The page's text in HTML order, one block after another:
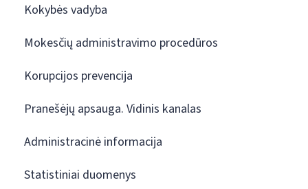
Kokybės vadyba
Mokesčių administravimo procedūros
Korupcijos prevencija
Pranešėjų apsauga. Vidinis kanalas
Administracinė informacija
Statistiniai duomenys